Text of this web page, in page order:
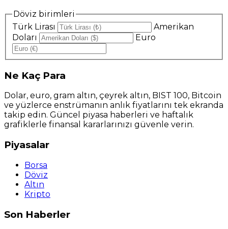
Döviz birimleri
Türk Lirası
Amerikan
Doları
Euro
Ne Kaç Para
Dolar, euro, gram altın, çeyrek altın, BIST 100, Bitcoin
ve yüzlerce enstrümanın anlık fiyatlarını tek ekranda
takip edin. Güncel piyasa haberleri ve haftalık
grafiklerle finansal kararlarınızı güvenle verin.
Piyasalar
Borsa
Döviz
Altın
Kripto
Son Haberler